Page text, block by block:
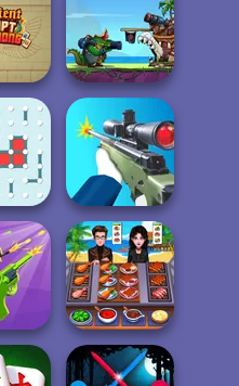
The
Handless
Millionaire
Clash Of The
Deep Sea
Monsters
Boxes Sniper Shooter 2